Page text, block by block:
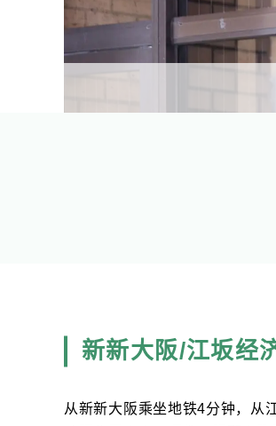
新新大阪/江坂经
从新新大阪乘坐地铁4分钟，从